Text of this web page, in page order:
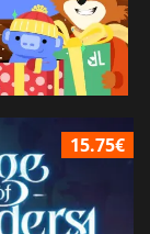
15.75€